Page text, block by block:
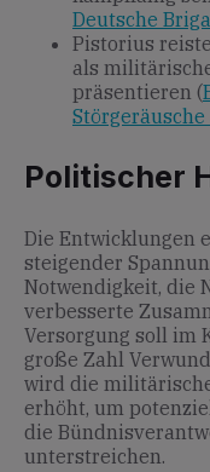
Deutsche
Pistorius
als
präsentieren (
Politischer
Die Entwicklungen
steigender
Notwendigkeit, die
verbesserte
Versorgung soll im
große Zahl
wird die
erhöht, um
die
unterstreichen.